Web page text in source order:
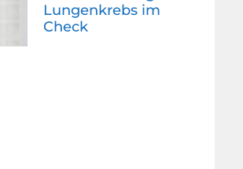
Lungenkrebs im
Check